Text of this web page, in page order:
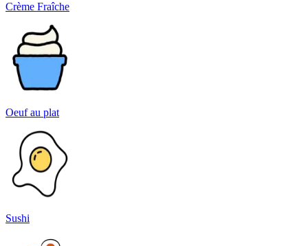
Crème Fraîche
Oeuf au plat
Sushi